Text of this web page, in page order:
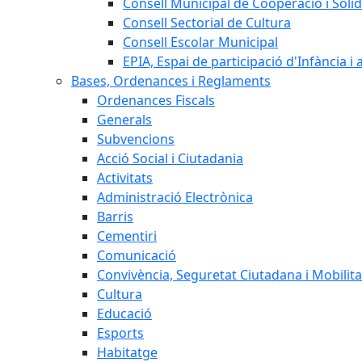
Consell Sectorial de Cultura
Consell Escolar Municipal
EPIA, Espai de participació d'Infància i
Bases, Ordenances i Reglaments
Ordenances Fiscals
Generals
Subvencions
Acció Social i Ciutadania
Activitats
Administració Electrònica
Barris
Cementiri
Comunicació
Convivència, Seguretat Ciutadana i
Cultura
Educació
Esports
Habitatge